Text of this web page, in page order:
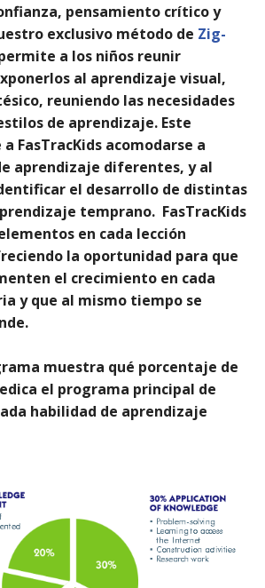
pensamiento crítico y
exclusivo método de Zig-
a los niños reunir
al aprendizaje visual,
reuniendo las necesidades
de aprendizaje. Este
FasTracKids acomodarse a
aprendizaje diferentes, y al
el desarrollo de distintas
temprano. FasTracKids
en cada lección
la oportunidad para que
el crecimiento en cada
y que al mismo tiempo se
muestra qué porcentaje de
el programa principal de
habilidad de aprendizaje